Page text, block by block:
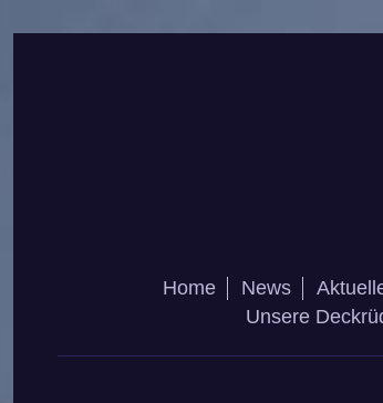
Home News
Unsere